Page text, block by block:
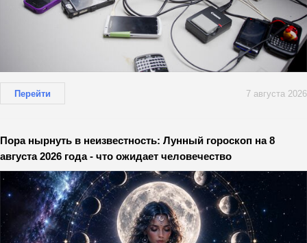
Перейти 7 августа 2026
Пора нырнуть в неизвестность: Лунный гороскоп на 8
августа 2026 года - что ожидает человечество